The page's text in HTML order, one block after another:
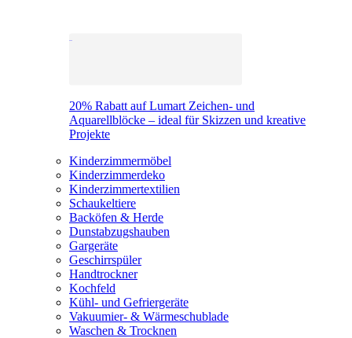
20% Rabatt auf Lumart Zeichen- und
Aquarellblöcke – ideal für Skizzen und kreative
Projekte
Kinderzimmermöbel
Kinderzimmerdeko
Kinderzimmertextilien
Schaukeltiere
Backöfen & Herde
Dunstabzugshauben
Gargeräte
Geschirrspüler
Handtrockner
Kochfeld
Kühl- und Gefriergeräte
Vakuumier- & Wärmeschublade
Waschen & Trocknen